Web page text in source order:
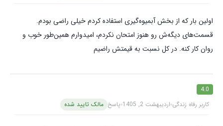
اولین بار که از بخش آبمیوه‌گیری استفاده کردم خیلی راضی بودم.
قسمت‌های دیگه‌ش رو هنوز امتحان نکردم، امیدوارم همین‌طور خوب و
روان کار کنه. در کل نسبت به قیمتش راضیم
4.0
کاربر رفاه زندگی اردیبهشت 2, 1405 پاسخ مالک تایید شده